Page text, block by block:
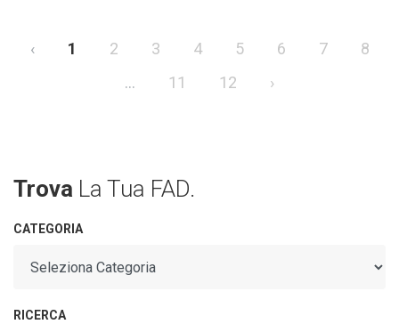
‹ 1 2 3 4 5 6 7
8
...
11 12 ›
Trova La Tua FAD.
CATEGORIA
RICERCA